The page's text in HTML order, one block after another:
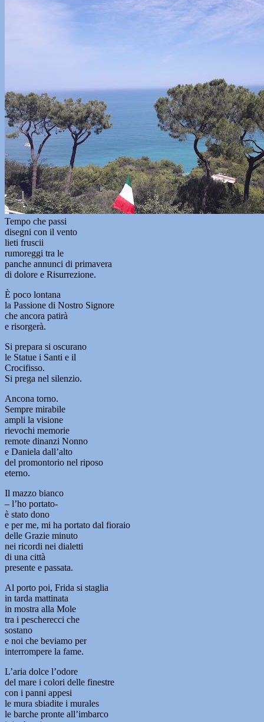
Tempo che passi
disegni con il vento
lieti fruscii
rumoreggi tra le
panche annunci di primavera
di dolore e Risurrezione.
È poco lontana
la Passione di Nostro Signore
che ancora patirà
e risorgerà.
Si prepara si oscurano
le Statue i Santi e il
Crocifisso.
Si prega nel silenzio.
Ancona torno.
Sempre mirabile
ampli la visione
rievochi memorie
remote dinanzi Nonno
e Daniela dall’alto
del promontorio nel riposo
eterno.
Il mazzo bianco
– l’ho portato-
è stato dono
e per me, mi ha portato dal fioraio
delle Grazie minuto
nei ricordi nei dialetti
di una città
presente e passata.
Al porto poi, Frida si staglia
in tarda mattinata
in mostra alla Mole
tra i pescherecci che
sostano
e noi che beviamo per
interrompere la fame.
L’aria dolce l’odore
del mare i colori delle finestre
con i panni appesi
le mura sbiadite i murales
le barche pronte all’imbarco